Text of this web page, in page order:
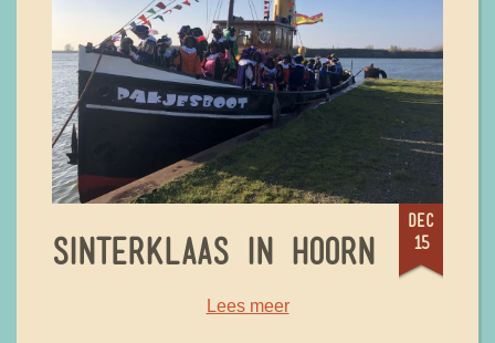
dec
15
SINTERKLAAS IN HOORN
Lees meer